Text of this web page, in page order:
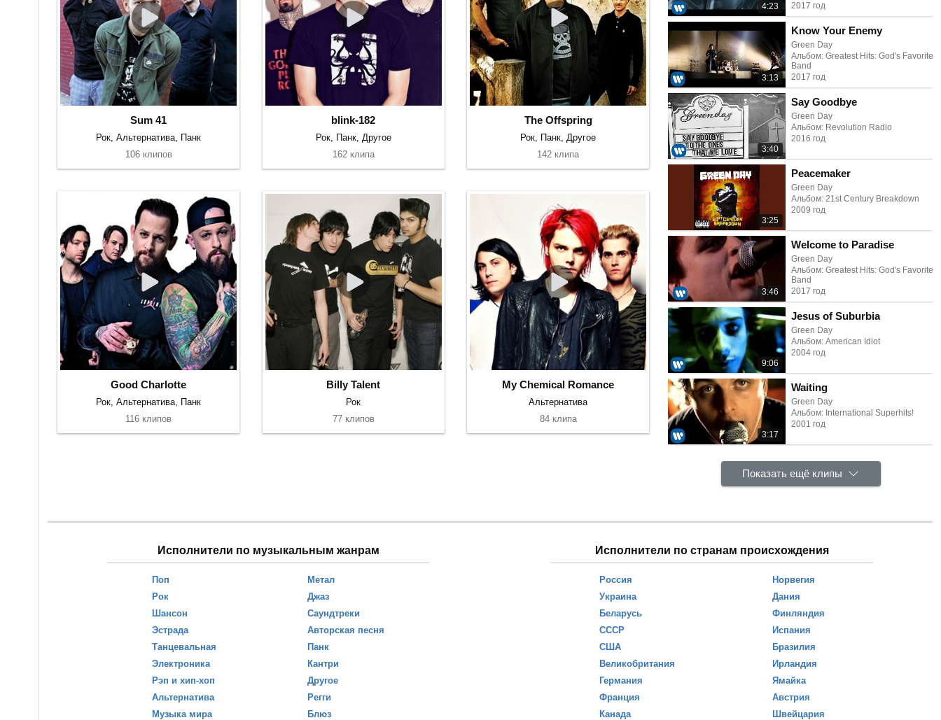
4:23
2017 год
3:13
Know Your Enemy
Green Day
Альбом: Greatest Hits: God's Favorite
Band
2017 год
3:40
Say Goodbye
Green Day
Альбом: Revolution Radio
2016 год
3:25
Peacemaker
Green Day
Альбом: 21st Century Breakdown
2009 год
3:46
Welcome to Paradise
Green Day
Альбом: Greatest Hits: God's Favorite
Band
2017 год
9:06
Jesus of Suburbia
Green Day
Альбом: American Idiot
2004 год
3:17
Waiting
Green Day
Альбом: International Superhits!
2001 год
Показать ещё клипы
Sum 41
Рок, Альтернатива, Панк
106 клипов
blink-182
Рок, Панк, Другое
162 клипа
The Offspring
Рок, Панк, Другое
142 клипа
Good Charlotte
Рок, Альтернатива, Панк
116 клипов
Billy Talent
Рок
77 клипов
My Chemical Romance
Альтернатива
84 клипа
Исполнители по музыкальным жанрам
Поп
Рок
Шансон
Эстрада
Танцевальная
Электроника
Рэп и хип-хоп
Альтернатива
Музыка мира
Метал
Джаз
Саундтреки
Авторская песня
Панк
Кантри
Другое
Регги
Блюз
Исполнители по странам происхождения
Россия
Украина
Беларусь
СССР
США
Великобритания
Германия
Франция
Канада
Норвегия
Дания
Финляндия
Испания
Бразилия
Ирландия
Ямайка
Австрия
Швейцария